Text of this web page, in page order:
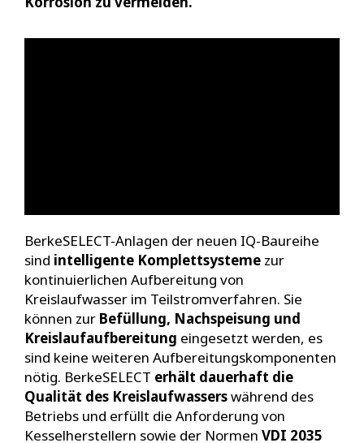
BerkeSELECT-Anlagen der neuen IQ-Baureihe
sind intelligente Komplettsysteme zur
kontinuierlichen Aufbereitung von
Kreislaufwasser im Teilstromverfahren. Sie
können zur Befüllung, Nachspeisung und
Kreislaufaufbereitung eingesetzt werden, es
sind keine weiteren Aufbereitungskomponenten
nötig. BerkeSELECT erhält dauerhaft die
Qualität des Kreislaufwasserswährend des
Betriebs und erfüllt die Anforderung von
Kesselherstellern sowie der Normen VDI 2035